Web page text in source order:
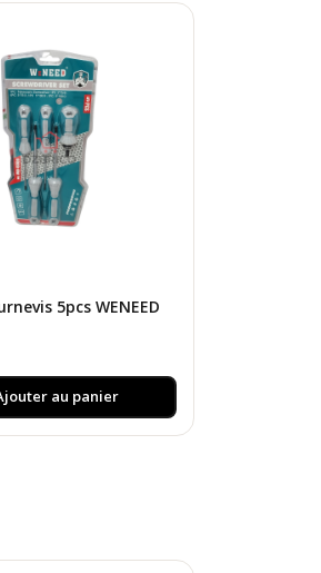
5pcs WENEED
au panier